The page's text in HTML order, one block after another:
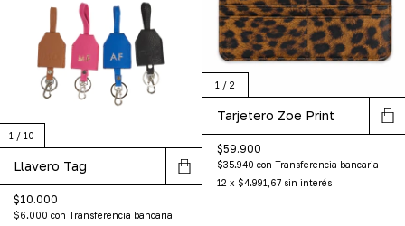
1 / 10
Llavero Tag
$10.000
$6.000 con Transferencia bancaria
1 / 2
Tarjetero Zoe Print
$59.900
$35.940 con Transferencia bancaria
12 x $4.991,67 sin interés